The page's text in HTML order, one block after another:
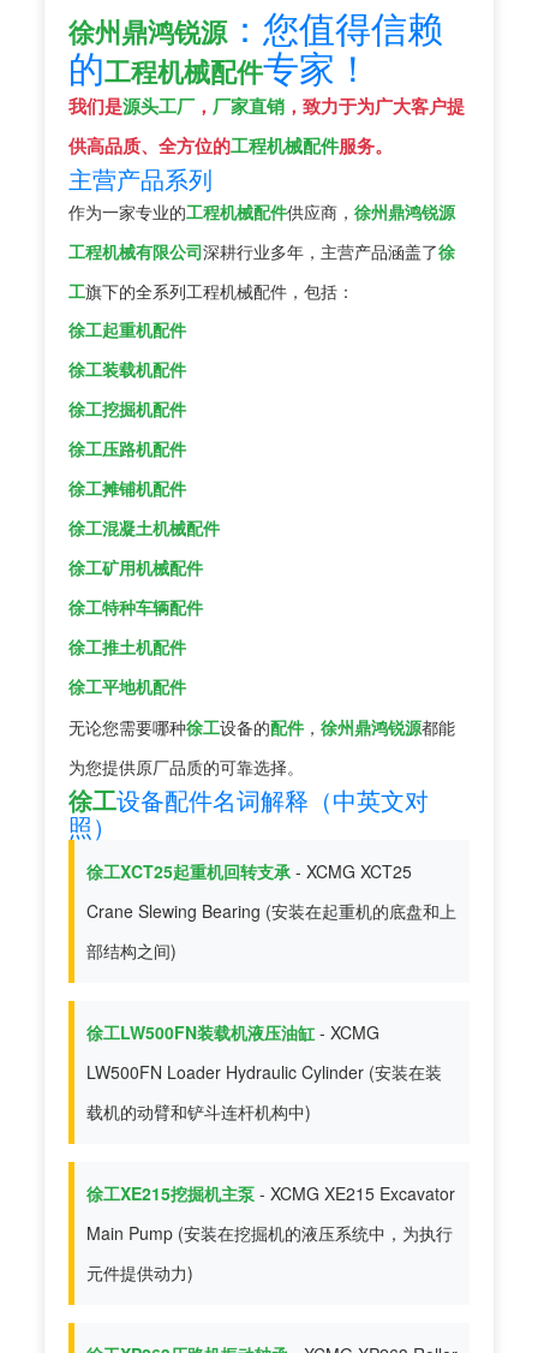
徐州鼎鸿锐源：您值得信赖
的工程机械配件专家！
我们是源头工厂， 厂家直销，致力于为广大客户提
供高品质、全方位的工程机械配件服务。
主营产品系列
作为一家专业的工程机械配件供应商， 徐州鼎鸿锐源
工程机械有限公司深耕行业多年，主营产品涵盖了徐
工旗下的全系列工程机械配件，包括：
徐工起重机配件
徐工装载机配件
徐工挖掘机配件
徐工压路机配件
徐工摊铺机配件
徐工混凝土机械配件
徐工矿用机械配件
徐工特种车辆配件
徐工推土机配件
徐工平地机配件
无论您需要哪种徐工设备的配件， 徐州鼎鸿锐源都能
为您提供原厂品质的可靠选择。
徐工设备配件名词解释（中英文对
照）
徐工XCT25起重机回转支承- XCMG XCT25
Crane Slewing Bearing (安装在起重机的底盘和上
部结构之间)
徐工LW500FN装载机液压油缸- XCMG
LW500FN Loader Hydraulic Cylinder (安装在装
载机的动臂和铲斗连杆机构中)
徐工XE215挖掘机主泵- XCMG XE215 Excavator
Main Pump (安装在挖掘机的液压系统中，为执行
元件提供动力)